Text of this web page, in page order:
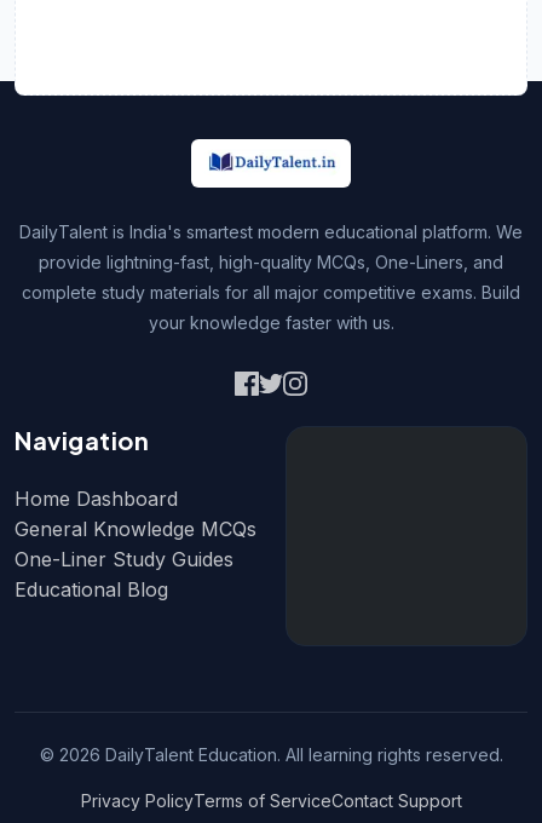
DailyTalent is India's smartest modern educational platform. We
provide lightning-fast, high-quality MCQs, One-Liners, and
complete study materials for all major competitive exams. Build
your knowledge faster with us.
Navigation
Home Dashboard
General Knowledge MCQs
One-Liner Study Guides
Educational Blog
© 2026 DailyTalent Education. All learning rights reserved.
Privacy PolicyTerms of ServiceContact Support